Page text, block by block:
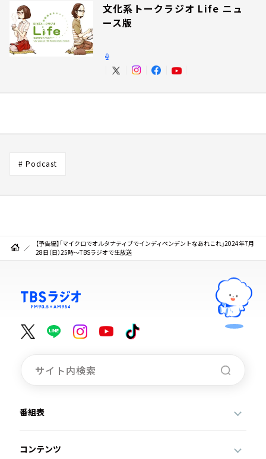
文化系トークラジオ Life ニュ
ース版
# Podcast
【予告編】「マイクロでオルタナティブでインディペンデントなあれこれ」2024年7月
28日（日）25時～TBSラジオで生放送
番組表
コンテンツ